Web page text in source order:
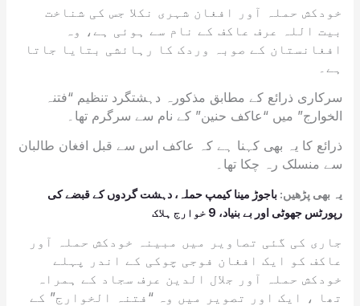
خودکش حملہ آور افغان شہری نکلا جس کی شناخت
بیت اللہ عرف عاکف کے نام سے ہوئی ہے، وہ
افغانستان کے صوبہ وردک کا رہائشی بتایا جاتا
ہے۔
سرکاری ذرائع کے مطابق مذکورہ دہشتگرد تنظیم “فتنہ
الخوارج” میں “عاکف حنین” کے نام سے سرگرم تھا۔
ذرائع کا یہ بھی کہنا ہے کہ عاکف اس سے قبل افغان طالبان
سے منسلک رہ چکا تھا۔
یہ بھی پڑھیں: باجوڑ مینا کیمپ حملہ، دہشت گردوں کے قبضے کی
رپورٹس جھوٹی اور بے بنیاد، 9 خوارج ہلاک
جاری کی گئی تصاویر میں مبینہ خودکش حملہ آور
عاکف کو ایک افغان فوجی چوکی کے اندر پہلے
خودکش حملہ آور جلال الدین عرف سجاد کے ہمراہ
تھا ، ایک اور تصویر میں وہ “فتنہ الخوارج” کے